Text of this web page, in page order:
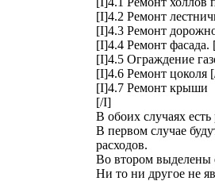
[I]4.2 Ремонт
[I]4.3 Ремонт
[I]4.4 Ремонт фасада.
[I]4.5 Ограждение
[I]4.6 Ремонт цоколя
[I]4.7 Ремонт крыши
[/I]
В обоих случаях
В первом случае
расходов.
Во втором выделены
Ни то ни другое не